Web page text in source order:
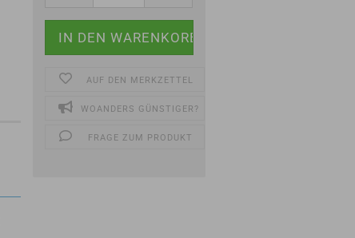
AUF DEN MERKZETTEL
WOANDERS GÜNSTIGER?
FRAGE ZUM PRODUKT